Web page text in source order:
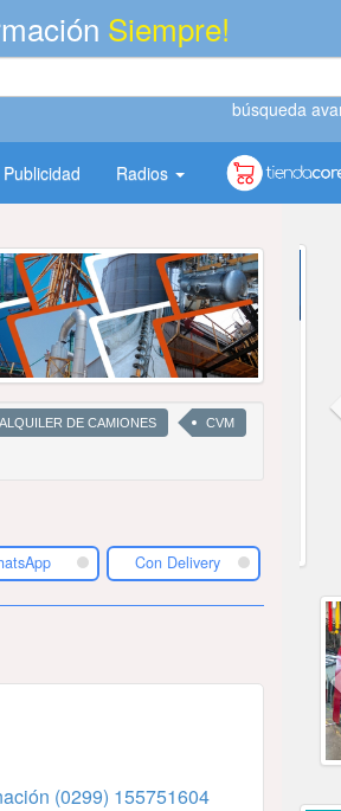
Siempre!
búsqueda
Publicidad Radios
ALQUILER DE CAMIONES CVM
Con Delivery
(0299) 155751604